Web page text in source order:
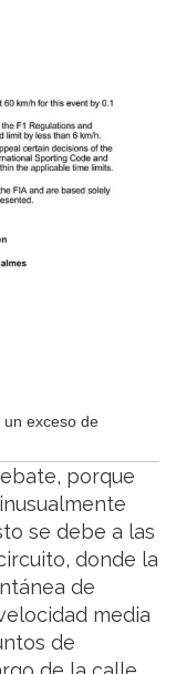
un exceso de
porque
se debe a las
donde la
de
media
de